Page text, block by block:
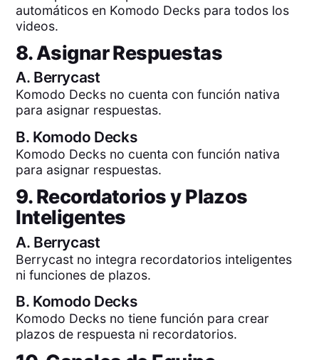
automáticos en Komodo Decks para todos los
videos.
8. Asignar Respuestas
A. Berrycast
Komodo Decks no cuenta con función nativa
para asignar respuestas.
B. Komodo Decks
Komodo Decks no cuenta con función nativa
para asignar respuestas.
9. Recordatorios y Plazos
Inteligentes
A. Berrycast
Berrycast no integra recordatorios inteligentes
ni funciones de plazos.
B. Komodo Decks
Komodo Decks no tiene función para crear
plazos de respuesta ni recordatorios.